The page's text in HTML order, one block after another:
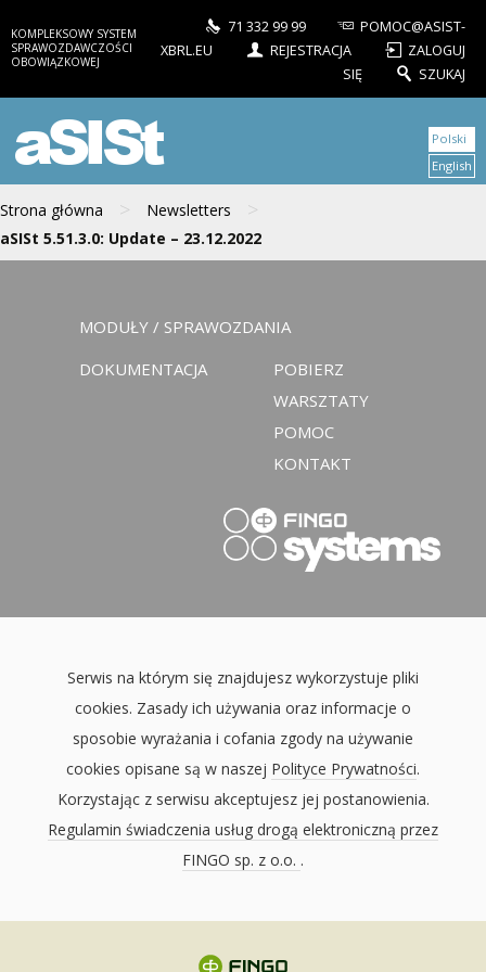
KOMPLEKSOWY SYSTEM
SPRAWOZDAWCZOŚCI
OBOWIĄZKOWEJ
71 332 99 99
POMOC@ASIST-
XBRL.EU
REJESTRACJA
ZALOGUJ
SIĘ
SZUKAJ
aSISt
Strona główna > Newsletters >
aSISt 5.51.3.0: Update – 23.12.2022
Polski
English
MODUŁY / SPRAWOZDANIA
DOKUMENTACJA
POBIERZ
WARSZTATY
POMOC
KONTAKT
Serwis na którym się znajdujesz wykorzystuje pliki
cookies. Zasady ich używania oraz informacje o
sposobie wyrażania i cofania zgody na używanie
cookies opisane są w naszej Polityce Prywatności.
Korzystając z serwisu akceptujesz jej postanowienia.
Regulamin świadczenia usług drogą elektroniczną przez
FINGO sp. z o.o. .